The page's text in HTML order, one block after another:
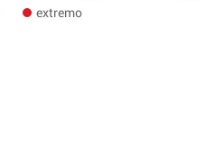
extremo